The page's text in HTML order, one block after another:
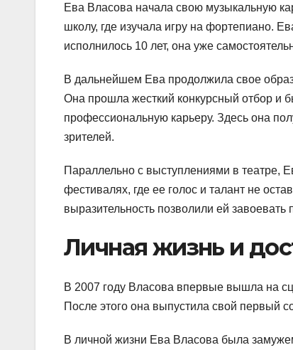
Ева Власова начала свою музыкальную
школу, где изучала игру на фортепиано.
исполнилось 10 лет, она уже
В дальнейшем Ева продолжила свое
Она прошла жесткий конкурсный отбор и
профессиональную карьеру. Здесь она
зрителей.
Параллельно с выступлениями в театре,
фестивалях, где ее голос и талант не
выразительность позволили ей
Личная жизнь и
В 2007 году Власова впервые вышла на
После этого она выпустила свой первый
В личной жизни Ева Власова была